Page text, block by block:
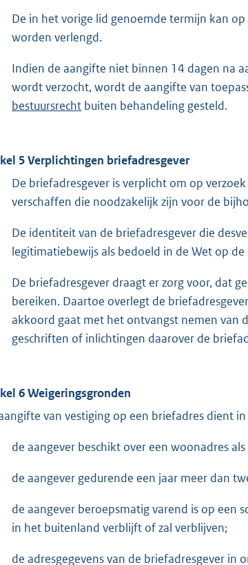
De in het vorige lid genoemde termijn kan
worden verlengd.
Indien de aangifte niet binnen 14 dagen na
wordt verzocht, wordt de aangifte van
bestuursrecht buiten behandeling gesteld.
5 Verplichtingen briefadresgever
De briefadresgever is verplicht om op
verschaffen die noodzakelijk zijn voor de
De identiteit van de briefadresgever die
legitimatiebewijs als bedoeld in de Wet op
De briefadresgever draagt er zorg voor, dat
bereiken. Daartoe overlegt de
akkoord gaat met het ontvangst nemen van
geschriften of inlichtingen daarover de
6 Weigeringsgronden
van vestiging op een briefadres dient
de aangever beschikt over een woonadres
de aangever gedurende een jaar meer dan
de aangever beroepsmatig varend is op een
in het buitenland verblijft of zal verblijven;
de adresgegevens van de briefadresgever in